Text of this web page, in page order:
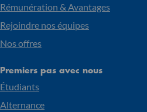
Rémunération & Avantages
Rejoindre nos équipes
Nos offres
Premiers pas avec nous
Étudiants
Alternance